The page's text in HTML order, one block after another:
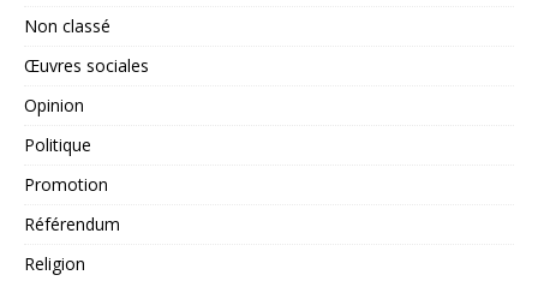
Non classé
Œuvres sociales
Opinion
Politique
Promotion
Référendum
Religion